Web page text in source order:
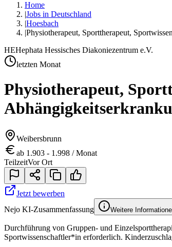
Home
|Jobs in Deutschland
|Hoesbach
|Physiotherapeut, Sporttherapeut,
HEHephata Hessisches Diakoniezentrum e.V.
letzten Monat
Physiotherapeut,
Weibersbrunn
ab 1.903 - 1.998 / Monat
TeilzeitVor Ort
Jetzt bewerben
Nejo KI-Zusammenfassung
Weitere
Durchführung von Gruppen- und
Sportwissenschaftler*in erforderlich.